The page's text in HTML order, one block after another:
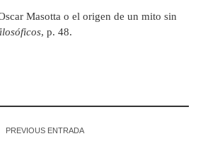
Masotta o el origen de un mito sin
, p. 48.
PREVIOUS ENTRADA